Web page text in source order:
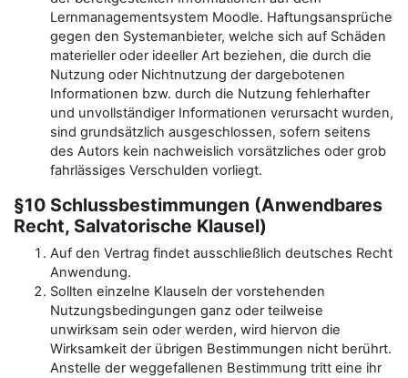
Lernmanagementsystem Moodle. Haftungsansprüche
gegen den Systemanbieter, welche sich auf Schäden
materieller oder ideeller Art beziehen, die durch die
Nutzung oder Nichtnutzung der dargebotenen
Informationen bzw. durch die Nutzung fehlerhafter
und unvollständiger Informationen verursacht wurden,
sind grundsätzlich ausgeschlossen, sofern seitens
des Autors kein nachweislich vorsätzliches oder grob
fahrlässiges Verschulden vorliegt.
§10 Schlussbestimmungen (Anwendbares
Recht, Salvatorische Klausel)
Auf den Vertrag findet ausschließlich deutsches Recht
Anwendung.
Sollten einzelne Klauseln der vorstehenden
Nutzungsbedingungen ganz oder teilweise
unwirksam sein oder werden, wird hiervon die
Wirksamkeit der übrigen Bestimmungen nicht berührt.
Anstelle der weggefallenen Bestimmung tritt eine ihr